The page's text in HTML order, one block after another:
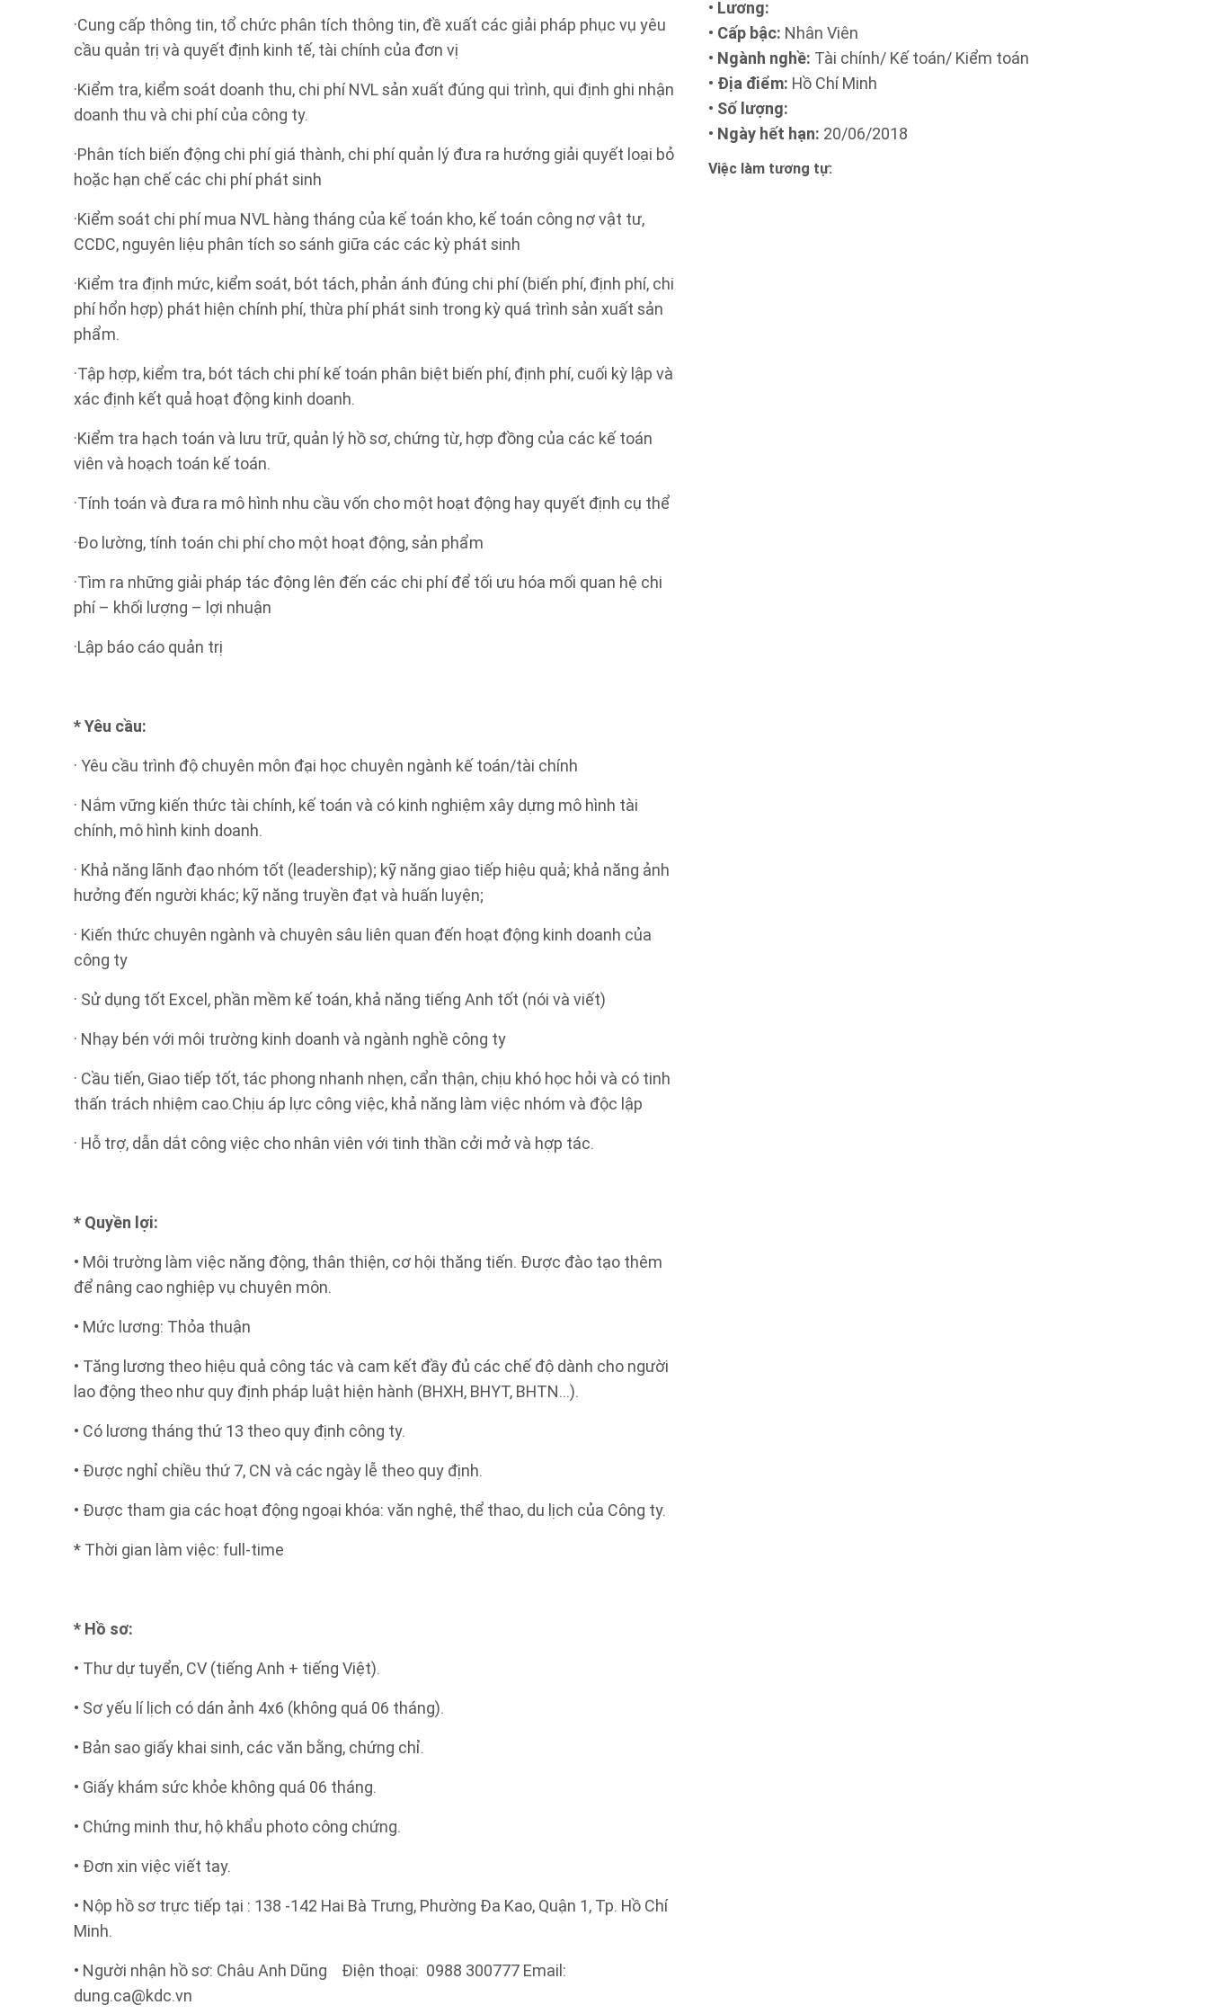
·Cung cấp thông tin, tổ chức phân tích thông tin, đề xuất các giải pháp phục vụ yêu
cầu quản trị và quyết định kinh tế, tài chính của đơn vị
·Kiểm tra, kiểm soát doanh thu, chi phí NVL sản xuất đúng qui trình, qui định ghi nhận
doanh thu và chi phí của công ty.
·Phân tích biến động chi phí giá thành, chi phí quản lý đưa ra hướng giải quyết loại bỏ
hoặc hạn chế các chi phí phát sinh
·Kiểm soát chi phí mua NVL hàng tháng của kế toán kho, kế toán công nợ vật tư,
CCDC, nguyên liệu phân tích so sánh giữa các các kỳ phát sinh
·Kiểm tra định mức, kiểm soát, bót tách, phản ánh đúng chi phí (biến phí, định phí, chi
phí hổn hợp) phát hiện chính phí, thừa phí phát sinh trong kỳ quá trình sản xuất sản
phẩm.
·Tập hợp, kiểm tra, bót tách chi phí kế toán phân biệt biến phí, định phí, cuối kỳ lập và
xác định kết quả hoạt động kinh doanh.
·Kiểm tra hạch toán và lưu trữ, quản lý hồ sơ, chứng từ, hợp đồng của các kế toán
viên và hoạch toán kế toán.
·Tính toán và đưa ra mô hình nhu cầu vốn cho một hoạt động hay quyết định cụ thể
·Đo lường, tính toán chi phí cho một hoạt động, sản phẩm
·Tìm ra những giải pháp tác động lên đến các chi phí để tối ưu hóa mối quan hệ chi
phí – khối lượng – lợi nhuận
·Lập báo cáo quản trị
* Yêu cầu:
· Yêu cầu trình độ chuyên môn đại học chuyên ngành kế toán/tài chính
· Nắm vững kiến thức tài chính, kế toán và có kinh nghiệm xây dựng mô hình tài
chính, mô hình kinh doanh.
· Khả năng lãnh đạo nhóm tốt (leadership); kỹ năng giao tiếp hiệu quả; khả năng ảnh
hưởng đến người khác; kỹ năng truyền đạt và huấn luyện;
· Kiến thức chuyên ngành và chuyên sâu liên quan đến hoạt động kinh doanh của
công ty
· Sử dụng tốt Excel, phần mềm kế toán, khả năng tiếng Anh tốt (nói và viết)
· Nhạy bén với môi trường kinh doanh và ngành nghề công ty
· Cầu tiến, Giao tiếp tốt, tác phong nhanh nhẹn, cẩn thận, chịu khó học hỏi và có tinh
thấn trách nhiệm cao.Chịu áp lực công việc, khả năng làm việc nhóm và độc lập
· Hỗ trợ, dẫn dắt công việc cho nhân viên với tinh thần cởi mở và hợp tác.
* Quyền lợi:
• Môi trường làm việc năng động, thân thiện, cơ hội thăng tiến. Được đào tạo thêm
để nâng cao nghiệp vụ chuyên môn.
• Mức lương: Thỏa thuận
• Tăng lương theo hiệu quả công tác và cam kết đầy đủ các chế độ dành cho người
lao động theo như quy định pháp luật hiện hành (BHXH, BHYT, BHTN…).
• Có lương tháng thứ 13 theo quy định công ty.
• Được nghỉ chiều thứ 7, CN và các ngày lễ theo quy định.
• Được tham gia các hoạt động ngoại khóa: văn nghệ, thể thao, du lịch của Công ty.
* Thời gian làm việc: full-time
* Hồ sơ:
• Thư dự tuyển, CV (tiếng Anh + tiếng Việt).
• Sơ yếu lí lịch có dán ảnh 4x6 (không quá 06 tháng).
• Bản sao giấy khai sinh, các văn bằng, chứng chỉ.
• Giấy khám sức khỏe không quá 06 tháng.
• Chứng minh thư, hộ khẩu photo công chứng.
• Đơn xin việc viết tay.
• Nộp hồ sơ trực tiếp tại : 138 -142 Hai Bà Trưng, Phường Đa Kao, Quận 1, Tp. Hồ Chí
Minh.
• Người nhận hồ sơ: Châu Anh Dũng Điện thoại: 0988 300777 Email:
dung.ca@kdc.vn
• Lương:
• Cấp bậc: Nhân Viên
• Ngành nghề: Tài chính/ Kế toán/ Kiểm toán
• Địa điểm: Hồ Chí Minh
• Số lượng:
• Ngày hết hạn: 20/06/2018
Việc làm tương tự: